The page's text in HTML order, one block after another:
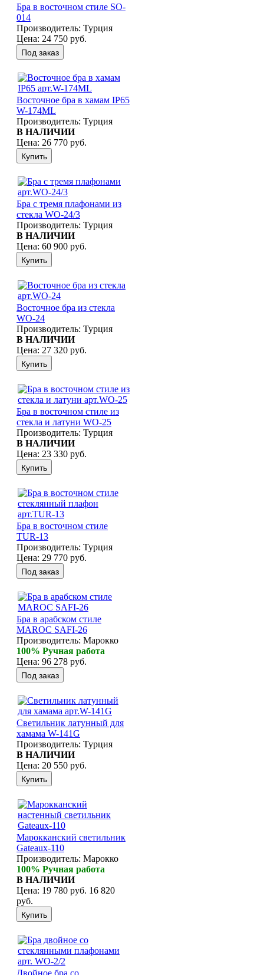
Бра в восточном стиле SO-
014
Производитель: Турция
Цена: 24 750 руб.
Восточное бра в хамам IP65
W-174ML
Производитель: Турция
В НАЛИЧИИ
Цена: 26 770 руб.
Бра с тремя плафонами из
стекла WO-24/3
Производитель: Турция
В НАЛИЧИИ
Цена: 60 900 руб.
Восточное бра из стекла
WO-24
Производитель: Турция
В НАЛИЧИИ
Цена: 27 320 руб.
Бра в восточном стиле из
стекла и латуни WO-25
Производитель: Турция
В НАЛИЧИИ
Цена: 23 330 руб.
Бра в восточном стиле
TUR-13
Производитель: Турция
Цена: 29 770 руб.
Бра в арабском стиле
MAROC SAFI-26
Производитель: Марокко
100% Ручная работа
Цена: 96 278 руб.
Светильник латунный для
хамама W-141G
Производитель: Турция
В НАЛИЧИИ
Цена: 20 550 руб.
Марокканский светильник
Gateaux-110
Производитель: Марокко
100% Ручная работа
В НАЛИЧИИ
Цена: 19 780 руб. 16 820
руб.
Двойное бра со